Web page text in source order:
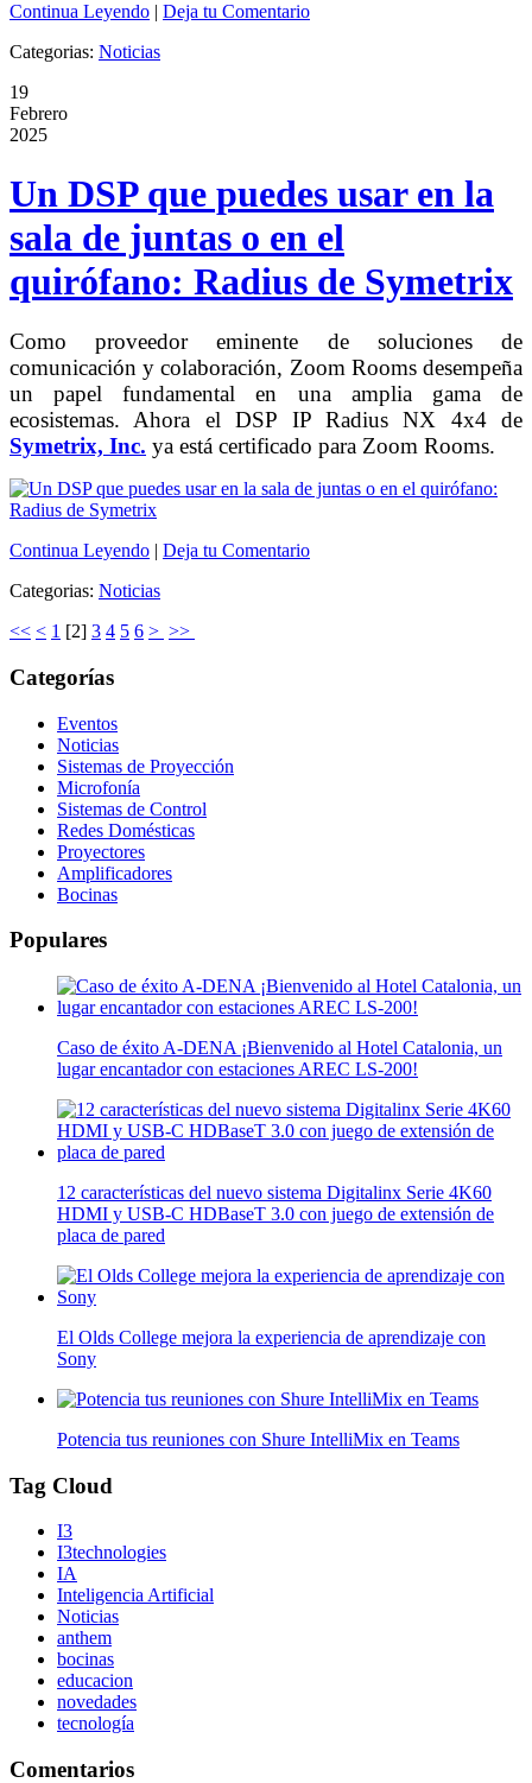
Continua Leyendo | Deja tu Comentario
Categorias: Noticias
19
Febrero
2025
Un DSP que puedes usar en la
sala de juntas o en el
quirófano: Radius de Symetrix
Como proveedor eminente de soluciones de
comunicación y colaboración, Zoom Rooms desempeña
un papel fundamental en una amplia gama de
ecosistemas. Ahora el DSP IP Radius NX 4x4 de
Symetrix, Inc. ya está certificado para Zoom Rooms.
Continua Leyendo | Deja tu Comentario
Categorias: Noticias
<< < 1 [2] 3 4 5 6 > >>
Categorías
Eventos
Noticias
Sistemas de Proyección
Microfonía
Sistemas de Control
Redes Domésticas
Proyectores
Amplificadores
Bocinas
Populares
Caso de éxito A-DENA ¡Bienvenido al Hotel Catalonia, un
lugar encantador con estaciones AREC LS-200!
12 características del nuevo sistema Digitalinx Serie 4K60
HDMI y USB-C HDBaseT 3.0 con juego de extensión de
placa de pared
El Olds College mejora la experiencia de aprendizaje con
Sony
Potencia tus reuniones con Shure IntelliMix en Teams
Tag Cloud
I3
I3technologies
IA
Inteligencia Artificial
Noticias
anthem
bocinas
educacion
novedades
tecnología
Comentarios